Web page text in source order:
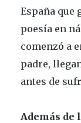
España que
poesía en
comenzó a
padre,
antes de
Además de